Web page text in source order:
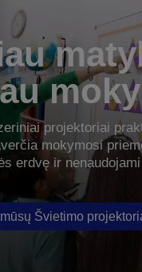
projektoriai
mokymosi
erdvę ir
Švietimo